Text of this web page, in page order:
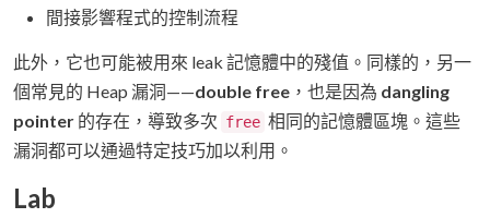
間接影響程式的控制流程
此外，它也可能被用來 leak 記憶體中的殘值。同樣的，另一
個常見的 Heap 漏洞——double free ，也是因為 dangling
pointer 的存在，導致多次 free 相同的記憶體區塊。這些
漏洞都可以通過特定技巧加以利用。
Lab